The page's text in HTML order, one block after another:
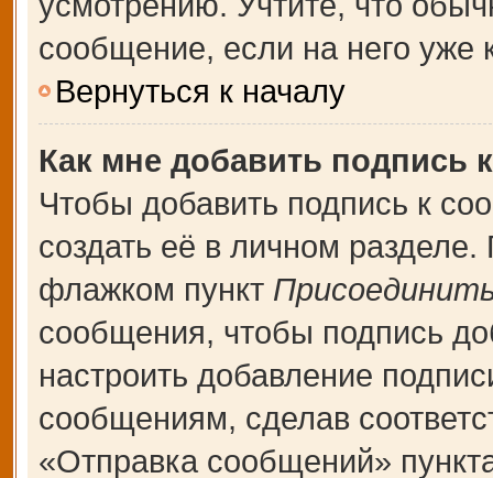
сообщение, если на него уже
Вернуться к началу
Как мне добавить подпись
Чтобы добавить подпись к
создать её в личном
флажком пункт
сообщения, чтобы подпись
настроить добавление
сообщениям, сделав
«Отправка сообщений»